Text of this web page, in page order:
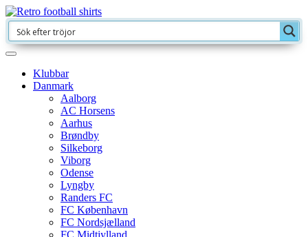
Klubbar
Danmark
Aalborg
AC Horsens
Aarhus
Brøndby
Silkeborg
Viborg
Odense
Lyngby
Randers FC
FC København
FC Nordsjælland
FC Midtjylland